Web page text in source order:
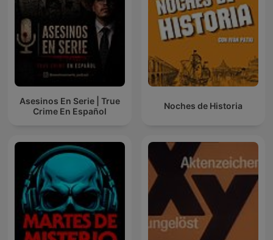
Asesinos En Serie | True
Crime En Español
Noches de Historia